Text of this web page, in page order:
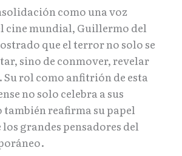
como una voz
cine mundial, Guillermo del
que el terror no solo se
sino de conmover, revelar
rol como anfitrión de esta
no solo celebra a sus
también reafirma su papel
grandes pensadores del